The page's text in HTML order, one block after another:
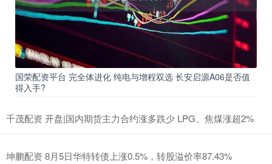
国荣配资平台 完全体进化 纯电与增程双选 长安启源A06是否值
得入手?
千茂配资 开盘|国内期货主力合约涨多跌少 LPG、焦煤涨超2%
坤鹏配资 8月5日华特转债上涨0.5%，转股溢价率87.43%